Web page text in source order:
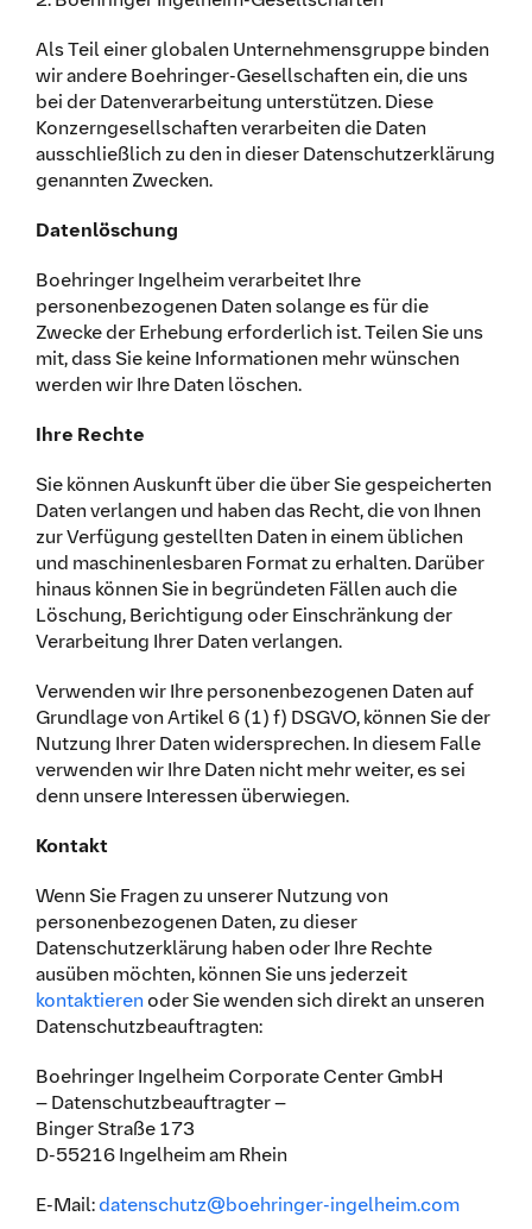
Als Teil einer globalen Unternehmensgruppe binden
wir andere Boehringer-Gesellschaften ein, die uns
bei der Datenverarbeitung unterstützen. Diese
Konzerngesellschaften verarbeiten die Daten
ausschließlich zu den in dieser Datenschutzerklärung
genannten Zwecken.
Datenlöschung
Boehringer Ingelheim verarbeitet Ihre
personenbezogenen Daten solange es für die
Zwecke der Erhebung erforderlich ist. Teilen Sie uns
mit, dass Sie keine Informationen mehr wünschen
werden wir Ihre Daten löschen.
Ihre Rechte
Sie können Auskunft über die über Sie gespeicherten
Daten verlangen und haben das Recht, die von Ihnen
zur Verfügung gestellten Daten in einem üblichen
und maschinenlesbaren Format zu erhalten. Darüber
hinaus können Sie in begründeten Fällen auch die
Löschung, Berichtigung oder Einschränkung der
Verarbeitung Ihrer Daten verlangen.
Verwenden wir Ihre personenbezogenen Daten auf
Grundlage von Artikel 6 (1) f) DSGVO, können Sie der
Nutzung Ihrer Daten widersprechen. In diesem Falle
verwenden wir Ihre Daten nicht mehr weiter, es sei
denn unsere Interessen überwiegen.
Kontakt
Wenn Sie Fragen zu unserer Nutzung von
personenbezogenen Daten, zu dieser
Datenschutzerklärung haben oder Ihre Rechte
ausüben möchten, können Sie uns jederzeit
kontaktieren oder Sie wenden sich direkt an unseren
Datenschutzbeauftragten:
Boehringer Ingelheim Corporate Center GmbH
– Datenschutzbeauftragter –
Binger Straße 173
D-55216 Ingelheim am Rhein
E-Mail:datenschutz@boehringer-ingelheim.com